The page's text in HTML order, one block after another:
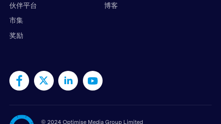
伙伴平台
市集
奖励
博客
© 2024 Optimise Media Group Limited